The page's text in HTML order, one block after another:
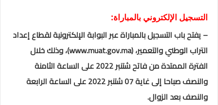
التسجيل الإلكتروني بالمباراة:
– يفتح باب التسجيل بالمباراة عبر البوابة الإلكترونية لقطاع إعداد
التراب الوطني والتعمير، (www.muat.gov.ma)،
وذلك خلال
الفترة الممتدة من فاتح شتنبر 2022 على الساعة الثامنة
والنصف صباحا إلى غاية 07 شتنبر 2022 على الساعة الرابعة
والنصف بعد الزوال.